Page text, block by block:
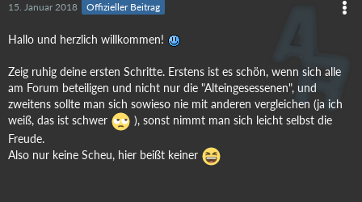
15. Januar 2018 Offizieller Beitrag
Hallo und herzlich willkommen!
Zeig ruhig deine ersten Schritte. Erstens ist es schön, wenn sich alle
am Forum beteiligen und nicht nur die "Alteingesessenen", und
zweitens sollte man sich sowieso nie mit anderen vergleichen (ja ich
weiß, das ist schwer
), sonst nimmt man sich leicht selbst die
Freude.
Also nur keine Scheu, hier beißt keiner